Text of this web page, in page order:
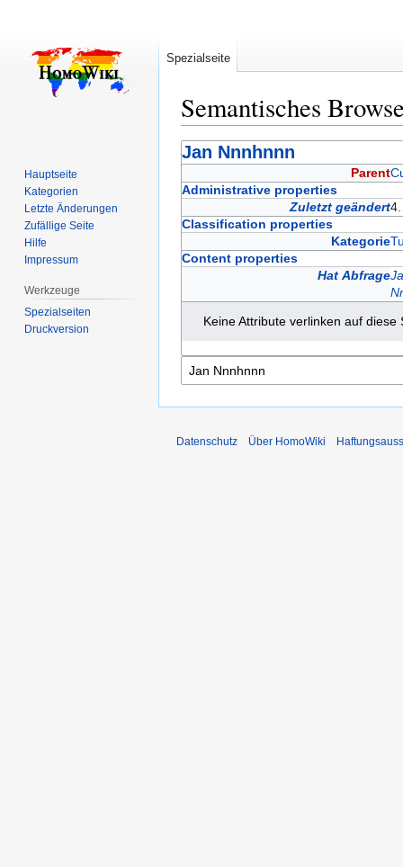
Semantisches
Zur
Navigation
springen
Zur
Suche
springen
Jan Nnnhnnn
Parent
Administrative properties
Zuletzt geändert
Classification properties
Kategorie
Content properties
Hat Abfrage
Keine Attribute verlinken auf diese
Spezialseite
Hauptseite
Kategorien
Letzte Änderungen
Zufällige Seite
Hilfe
Impressum
Werkzeuge
Spezialseiten
Druckversion
Datenschutz Über HomoWiki